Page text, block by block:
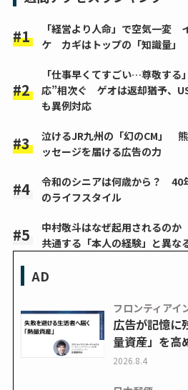
「経営より人命」で空気一変
ケ カギはトップの「知識量」
「仕事早くてすごい…尊敬す
応”相次ぐ ゲオは返却猶予、
も異例対応
泣けるJR九州の「幻のCM」
ッセージを届ける広告の力
令和のシニアは何歳から？ 40
のライフスタイル
中村敬斗はなぜ起用されるのか
共通する「本人の経験」と異な
AD
フロンティアイ
広告が記憶に
量資産」を
2026.8.4